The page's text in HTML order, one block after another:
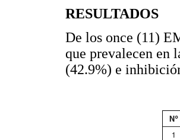
RESULTADOS
De los once (11)
que prevalecen en
(42.9%) e